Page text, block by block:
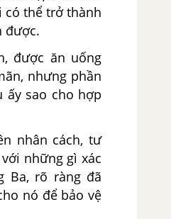
có thể trở thành
được.
được ăn uống
nhưng phần
ấy sao cho hợp
nhân cách, tư
những gì xác
Ba, rõ ràng đã
nó để bảo vệ